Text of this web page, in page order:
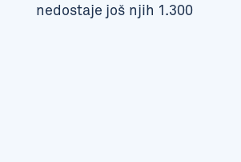
nedostaje još njih 1.300